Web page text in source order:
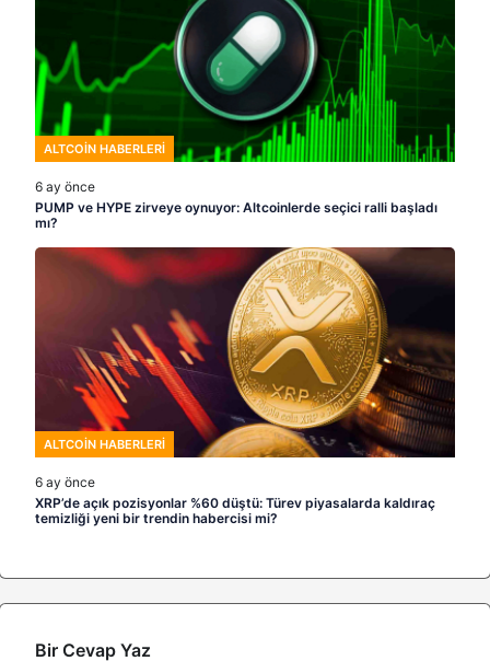
ALTCOIN HABERLERI
6 ay önce
PUMP ve HYPE zirveye oynuyor: Altcoinlerde seçici ralli başladı
mı?
ALTCOIN HABERLERI
6 ay önce
XRP’de açık pozisyonlar %60 düştü: Türev piyasalarda kaldıraç
temizliği yeni bir trendin habercisi mi?
Bir Cevap Yaz